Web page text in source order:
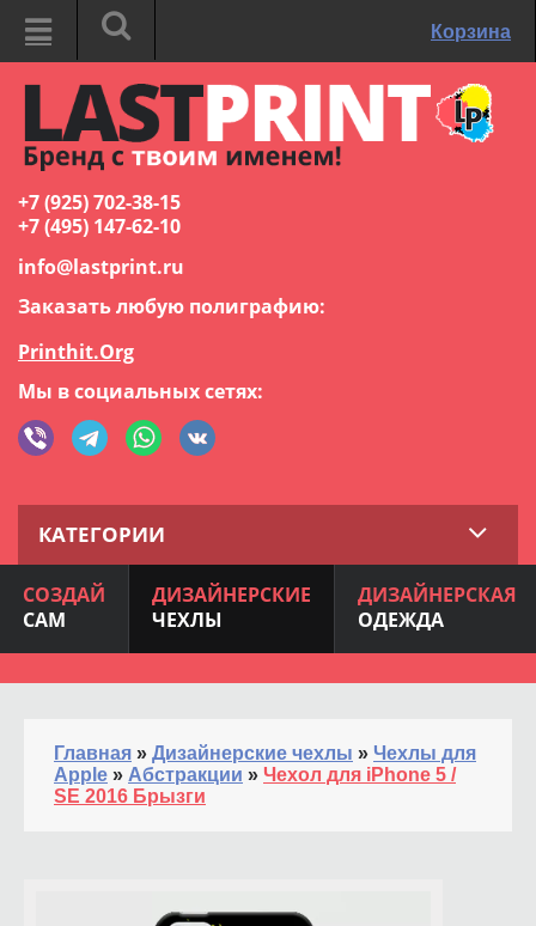
Корзина
+7 (925) 702-38-15
+7 (495) 147-62-10
info@lastprint.ru
Заказать любую полиграфию:
Printhit.Org
Мы в социальных сетях:
КАТЕГОРИИ
СОЗДАЙ
САМ
ДИЗАЙНЕРСКИЕ
ЧЕХЛЫ
ДИЗАЙНЕРСКАЯ
ОДЕЖДА
Главная » Дизайнерские чехлы » Чехлы для
Apple » Абстракции » Чехол для iPhone 5 /
SE 2016 Брызги